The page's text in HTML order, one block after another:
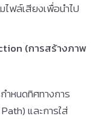
ไฟล์เสียงเพื่อนำไป
(การสร้างภาพ
ำหนดทิศทางการ
และการใส่